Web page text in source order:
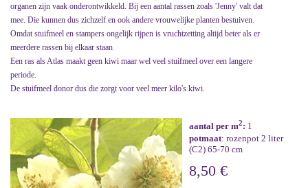
organen zijn vaak onderontwikkeld. Bij een aantal rassen zoals 'Jenny' valt dat
mee. Die kunnen dus zichzelf en ook andere vrouwelijke planten bestuiven.
Omdat stuifmeel en stampers ongelijk rijpen is vruchtzetting altijd beter als er
meerdere rassen bij elkaar staan
Een ras als Atlas maakt geen kiwi maar wel veel stuifmeel over een langere
periode.
De stuifmeel donor dus die zorgt voor veel meer kilo's kiwi.
aantal per m2: 1
potmaat: rozenpot 2 liter
(C2) 65-70 cm
8,50 €